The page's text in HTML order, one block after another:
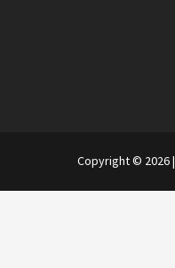
Copyright © 2026 |